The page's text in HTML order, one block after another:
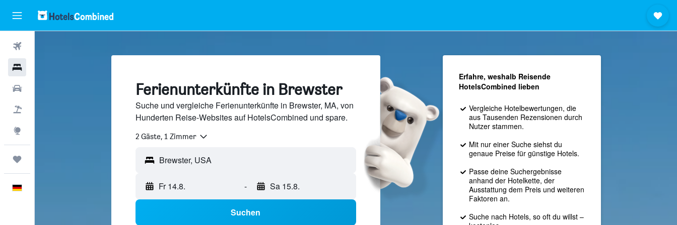
Ferienunterkünfte in Brewster
Suche und vergleiche Ferienunterkünfte in Brewster, MA, von
Hunderten Reise-Websites auf HotelsCombined und spare.
2 Gäste, 1 Zimmer
Fr 14.8. - Sa 15.8.
Suchen
Erfahre, weshalb Reisende
HotelsCombined lieben
Vergleiche Hotelbewertungen, die
aus Tausenden Rezensionen durch
Nutzer stammen.
Mit nur einer Suche siehst du
genaue Preise für günstige Hotels.
Passe deine Suchergebnisse
anhand der Hotelkette, der
Ausstattung dem Preis und weiteren
Faktoren an.
Suche nach Hotels, so oft du willst –